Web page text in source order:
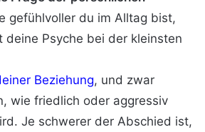
gefühlvoller du im Alltag bist,
deine Psyche bei der kleinsten
Beziehung, und zwar
wie friedlich oder aggressiv
Je schwerer der Abschied ist,